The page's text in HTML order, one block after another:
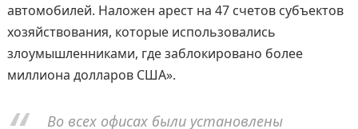
автомобилей. Наложен арест на 47 счетов субъектов
хозяйствования, которые использовались
злоумышленниками, где заблокировано более
миллиона долларов США».
Во всех офисах были установлены